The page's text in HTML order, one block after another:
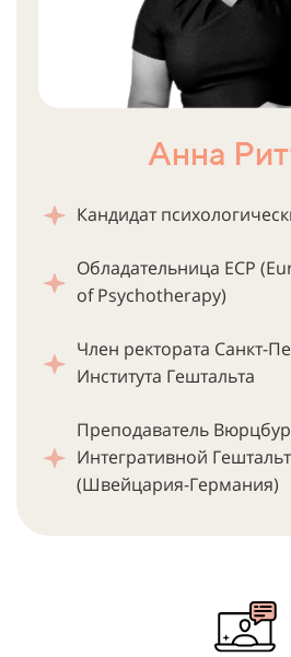
Анна
Кандидат
Обладательница ECP
of Psychotherapy)
Член ректората Санкт-
Института Гештальта
Преподаватель
Интегративной
(Швейцария-Германия)